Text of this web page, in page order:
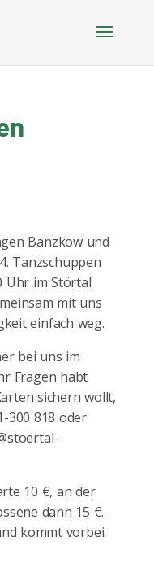
Banzkow und
Tanzschuppen
Uhr im Störtal
mit uns
einfach weg.
bei uns im
Fragen habt
sichern wollt,
300 818 oder
10 €, an der
dann 15 €.
kommt vorbei.